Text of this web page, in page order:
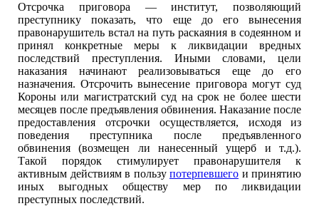
Отсрочка приговора — институт, позволяющий
преступнику показать, что еще до его вынесения
правонарушитель встал на путь раскаяния в содеянном и
принял конкретные меры к ликвидации вредных
последствий преступления. Иными словами, цели
наказания начинают реализовываться еще до его
назначения. Отсрочить вынесение приговора могут суд
Короны или магистратский суд на срок не более шести
месяцев после предъявления обвинения. Наказание после
предоставления отсрочки осуществляется, исходя из
поведения преступника после предъявленного
обвинения (возмещен ли нанесенный ущерб и т.д.).
Такой порядок стимулирует правонарушителя к
активным действиям в пользу потерпевшего и принятию
иных выгодных обществу мер по ликвидации
преступных последствий.